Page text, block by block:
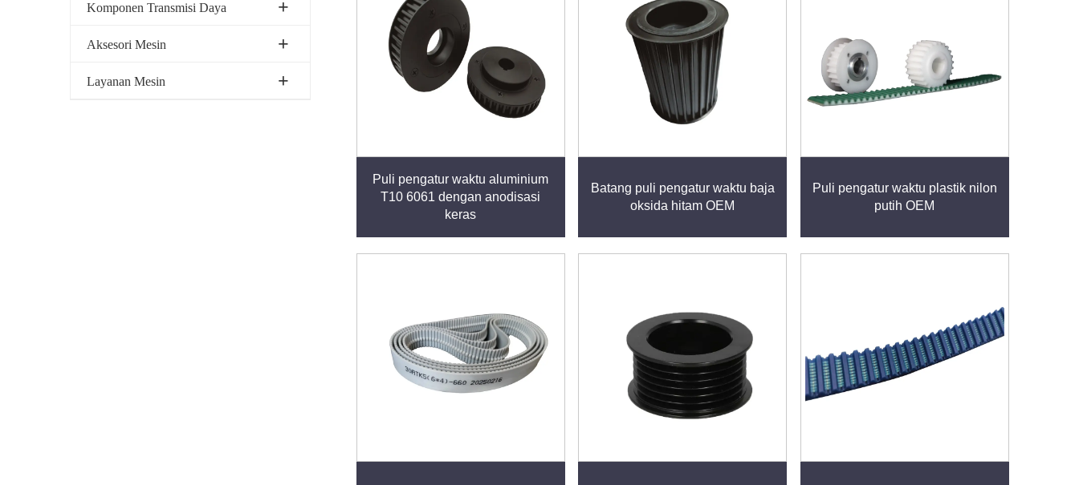
Komponen Transmisi Daya
Aksesori Mesin
Layanan Mesin
Puli pengatur waktu aluminium
T10 6061 dengan anodisasi
keras
Batang puli pengatur waktu baja
oksida hitam OEM
Puli pengatur waktu plastik nilon
putih OEM